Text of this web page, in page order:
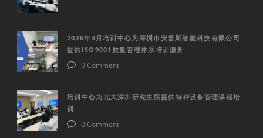
2026年4月培训中心为深圳市安普斯智能科技有限公司
提供ISO9001质量管理体系培训服务
0 Comment
培训中心为北大深圳研究生院提供特种设备管理课程培
训
0 Comment